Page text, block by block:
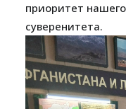
приоритет
суверенитета.